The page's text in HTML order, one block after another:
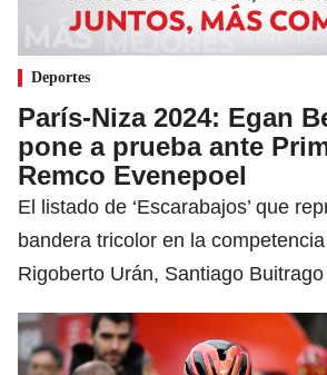
Deportes
París-Niza 2024: Egan
pone a prueba ante
Remco Evenepoel
El listado de ‘Escarabajos’ que
bandera tricolor en la
Rigoberto Urán, Santiago